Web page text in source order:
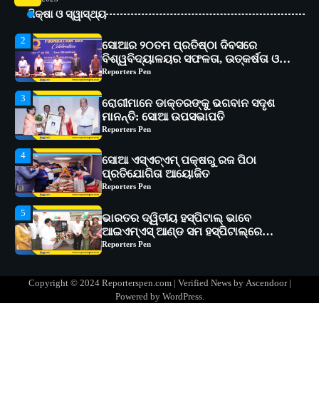
ଶିକ୍ଷା ଓ ସ୍ୱାସ୍ଥ୍ୟଅଗ୍ରଗତିର ସ୍ମୃତିଚାରଣ
Reporters Pen
3
ରୋଗୀମାନେ ଡାକ୍ତରଙ୍କୁ ଭଗବାନ ସଦୃଶ
ମାନନ୍ତି: ସୋଆ ଉପସଭାପତି
Reporters Pen
4
ସୋଆ ଏସ୍‌ଏଚ୍‌ଏମ୍ ପକ୍ଷରୁ ରଜ ପିଠା
ପ୍ରତିଯୋଗିତା ଆୟୋଜିତ
Reporters Pen
5
ଭାରତର ଦ୍ୱିତୀୟ ହସ୍ପିଟାଲ୍ ଭାବେ
ଆଇଏମ୍‌ଏସ୍ ଆଣ୍ଡ ସମ ହସ୍ପିଟାଲ୍‌ରେ
ଅତ୍ୟାଧୁନିକ ଡିଜିସ୍କାନର ସ୍ଥାପନ
Reporters Pen
1
ସୋଆ ପକ୍ଷରୁ ରାୱେ କାର୍ଯ୍ୟକ୍ରମ ଅଧୀନରେ
୧୧ଟି ଗ୍ରାମରେ ୧୬ଟି କୃଷକ ପ୍ରଶିକ୍ଷଣ
କାର୍ଯ୍ୟକ୍ରମ ଆୟୋଜିତ
Reporters Pen
ବିଶ୍ୱବିଦ୍ୟାଳୟର ସଫଳତା, ଉତ୍କର୍ଷତା ଓ
ଅଗ୍ରଗତିର ସ୍ମୃତିଚାରଣ
Reporters Pen
Copyright © 2024 Reporterspen.com | Verified News by Ascendoor|
Powered by WordPress.